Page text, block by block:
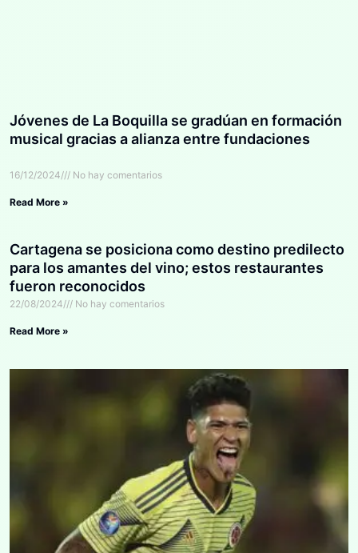
Jóvenes de La Boquilla se gradúan en formación
musical gracias a alianza entre fundaciones
16/12/2024 No hay comentarios
Read More »
Cartagena se posiciona como destino predilecto
para los amantes del vino; estos restaurantes
fueron reconocidos
22/08/2024 No hay comentarios
Read More »